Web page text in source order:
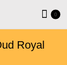
Royal